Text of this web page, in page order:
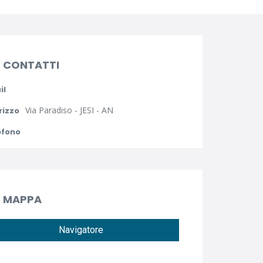
CONTATTI
Via Paradiso - JESI - AN
MAPPA
Navigatore